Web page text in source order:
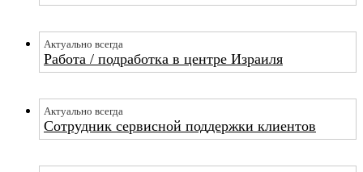
Актуально всегда
Работа / подработка в центре Израиля
Актуально всегда
Сотрудник сервисной поддержки клиентов